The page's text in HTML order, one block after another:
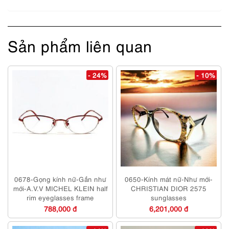
Sản phẩm liên quan
- 24%
0678-Gọng kính nữ-Gần như
mới-A.V.V MICHEL KLEIN half
rim eyeglasses frame
788,000 đ
- 10%
0650-Kính mát nữ-Như mới-
CHRISTIAN DIOR 2575
sunglasses
6,201,000 đ